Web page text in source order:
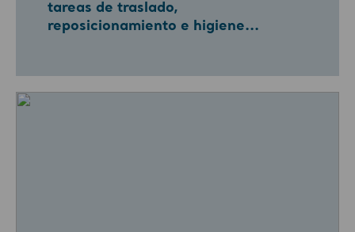
tareas de traslado,
reposicionamiento e higiene...